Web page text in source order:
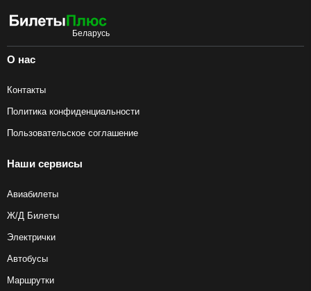
О нас
Контакты
Политика конфиденциальности
Пользовательское соглашение
Наши сервисы
Авиабилеты
Ж/Д Билеты
Электрички
Автобусы
Маршрутки